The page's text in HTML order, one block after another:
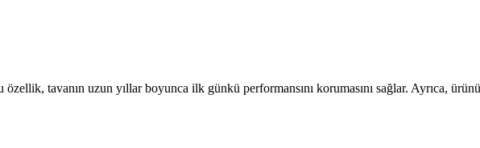
tavanın uzun yıllar boyunca ilk günkü performansını korumasını sağlar. Ayrıca,